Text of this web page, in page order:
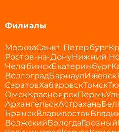
Филиалы
МоскваСанкт-Петербург
Ростов-на-ДонуНижний
ЧелябинскЕкатеринбург
ВолгоградБарнаулИжевск
СаратовХабаровскТомск
ОмскКрасноярскПермь
АрхангельскАстрахань
БрянскВладивосток
ВолжскийВологдаГрозный